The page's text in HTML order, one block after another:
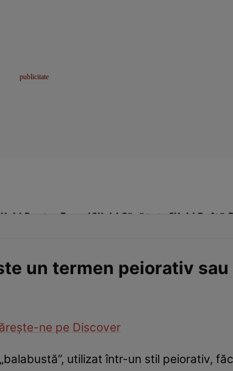
Pentru FemeiClick! Sănătate Click! Poftă
un termen peiorativ
ne pe Discover
utilizat într-un stil peiorativ,